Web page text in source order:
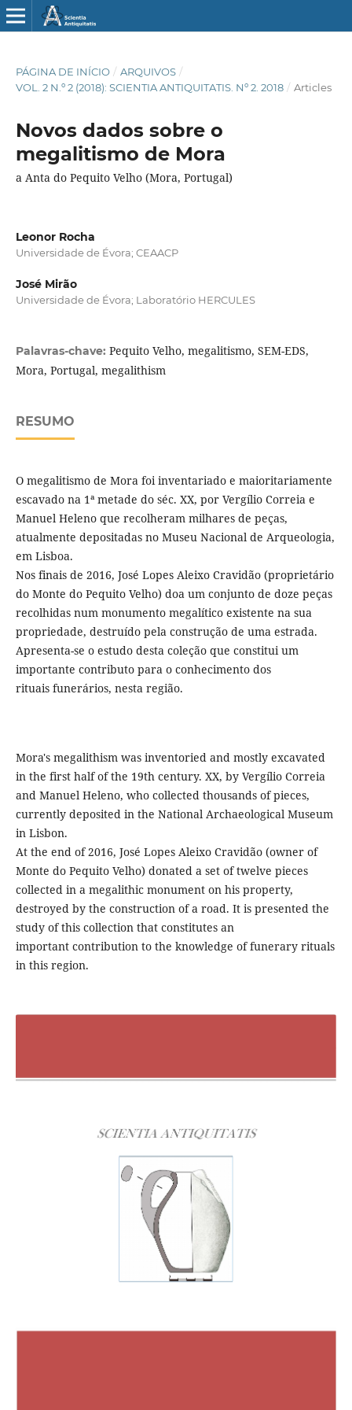
PÁGINA DE INÍCIO / ARQUIVOS /
VOL. 2 N.º 2 (2018): SCIENTIA ANTIQUITATIS. Nº 2. 2018 / Articles
Novos dados sobre o
megalitismo de Mora
a Anta do Pequito Velho (Mora, Portugal)
Leonor Rocha
Universidade de Évora; CEAACP
José Mirão
Universidade de Évora; Laboratório HERCULES
Palavras-chave: Pequito Velho, megalitismo, SEM-EDS,
Mora, Portugal, megalithism
RESUMO
O megalitismo de Mora foi inventariado e maioritariamente
escavado na 1ª metade do séc. XX, por Vergílio Correia e
Manuel Heleno que recolheram milhares de peças,
atualmente depositadas no Museu Nacional de Arqueologia,
em Lisboa.
Nos finais de 2016, José Lopes Aleixo Cravidão (proprietário
do Monte do Pequito Velho) doa um conjunto de doze peças
recolhidas num monumento megalítico existente na sua
propriedade, destruído pela construção de uma estrada.
Apresenta-se o estudo desta coleção que constitui um
importante contributo para o conhecimento dos
rituais funerários, nesta região.
Mora's megalithism was inventoried and mostly excavated
in the first half of the 19th century. XX, by Vergílio Correia
and Manuel Heleno, who collected thousands of pieces,
currently deposited in the National Archaeological Museum
in Lisbon.
At the end of 2016, José Lopes Aleixo Cravidão (owner of
Monte do Pequito Velho) donated a set of twelve pieces
collected in a megalithic monument on his property,
destroyed by the construction of a road. It is presented the
study of this collection that constitutes an
important contribution to the knowledge of funerary rituals
in this region.